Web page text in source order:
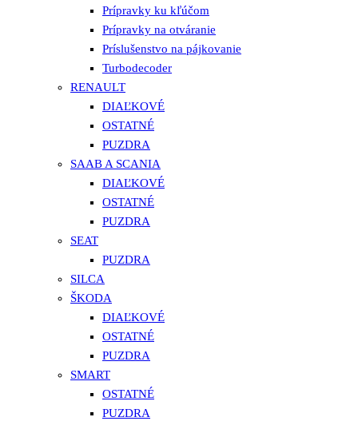
Prípravky ku kľúčom
Prípravky na otváranie
Príslušenstvo na pájkovanie
Turbodecoder
RENAULT
DIAĽKOVÉ
OSTATNÉ
PUZDRA
SAAB A SCANIA
DIAĽKOVÉ
OSTATNÉ
PUZDRA
SEAT
PUZDRA
SILCA
ŠKODA
DIAĽKOVÉ
OSTATNÉ
PUZDRA
SMART
OSTATNÉ
PUZDRA